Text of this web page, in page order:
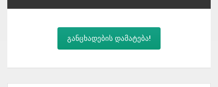
განცხადების დამატება!